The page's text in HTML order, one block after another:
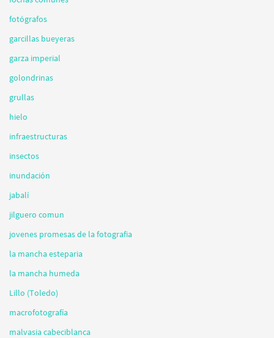
fotógrafos
garcillas bueyeras
garza imperial
golondrinas
grullas
hielo
infraestructuras
insectos
inundación
jabalí
jilguero comun
jovenes promesas de la fotografia
la mancha esteparia
la mancha humeda
Lillo (Toledo)
macrofotografía
malvasia cabeciblanca